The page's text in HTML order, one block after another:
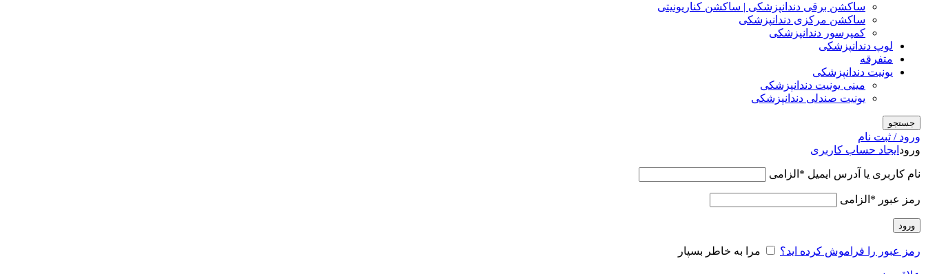
ساکشن برقی دندانپزشکی | ساکشن کناریونیتی
ساکشن مرکزی دندانپزشکی
کمپرسور دندانپزشکی
لوپ دندانپزشکی
متفرقه
یونیت دندانپزشکی
مینی یونیت دندانپزشکی
یونیت صندلی دندانپزشکی
جستجو
ورود / ثبت نام
ورود ایجاد حساب کاربری
نام کاربری یا آدرس ایمیل * الزامی
رمز عبور * الزامی
ورود
رمز عبور را فراموش کرده اید؟ مرا به خاطر بسپار